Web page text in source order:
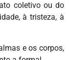
coletivo ou do
à tristeza, à
e os corpos,